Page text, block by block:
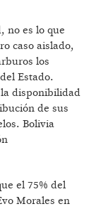
no es lo que
caso aislado,
los
Estado.
disponibilidad
de sus
Bolivia
el 75% del
Morales en